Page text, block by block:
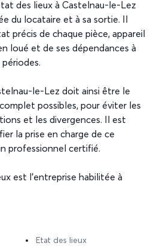
des lieux à Castelnau-le-Lez
du locataire et à sa sortie. Il
précis de chaque pièce, appareil
loué et de ses dépendances à
le-Lez doit ainsi être le
possibles, pour éviter les
et les divergences. Il est
la prise en charge de ce
professionnel certifié.
est l’entreprise habilitée à
Etat des lieux